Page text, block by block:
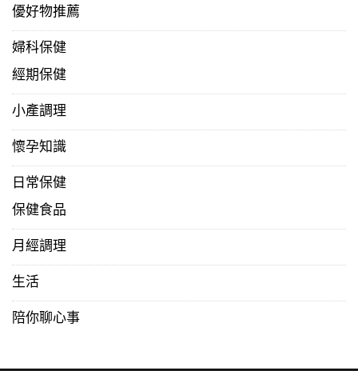
優好物推薦
婦科保健
經期保健
小產調理
懷孕知識
日常保健
保健食品
月經調理
生活
陪你聊心事